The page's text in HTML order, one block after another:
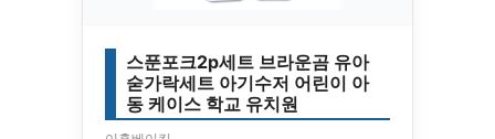
스푼포크2p세트 브라운곰 유아
숟가락세트 아기수저 어린이 아
동 케이스 학교 유치원